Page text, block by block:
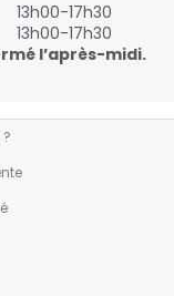
13h00-17h30
13h00-17h30
l’après-midi.